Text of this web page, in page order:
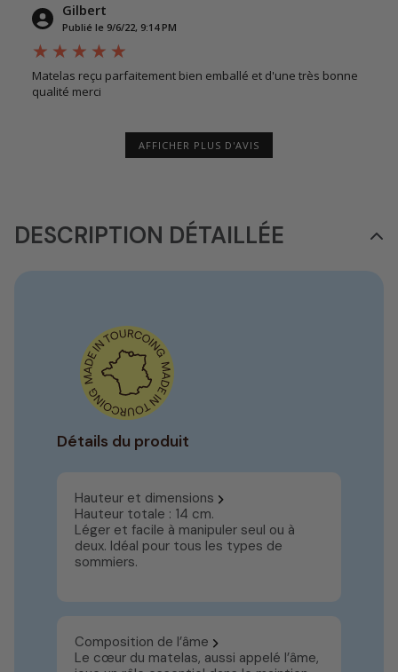
Gilbert
Publié le 9/6/22, 9:14 PM
Matelas reçu parfaitement bien emballé et d'une très bonne
qualité merci
AFFICHER PLUS D'AVIS
DESCRIPTION DÉTAILLÉE
Détails du produit
Hauteur et dimensions
Hauteur totale : 14 cm.
Léger et facile à manipuler seul ou à
deux. Idéal pour tous les types de
sommiers.
Composition de l’âme
Le cœur du matelas, aussi appelé l’âme,